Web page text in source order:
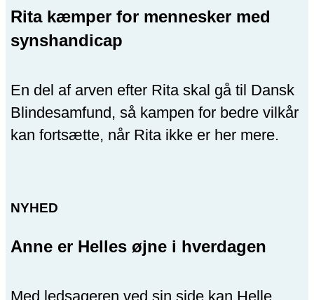
Rita kæmper for mennesker med
synshandicap
En del af arven efter Rita skal gå til Dansk
Blindesamfund, så kampen for bedre vilkår
kan fortsætte, når Rita ikke er her mere.
NYHED
Anne er Helles øjne i hverdagen
Med ledsageren ved sin side kan Helle